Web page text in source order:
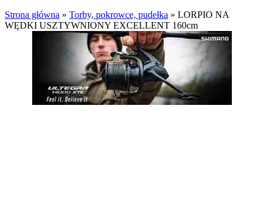
Strona główna » Torby, pokrowce, pudełka » LORPIO NA
WĘDKI USZTYWNIONY EXCELLENT 160cm